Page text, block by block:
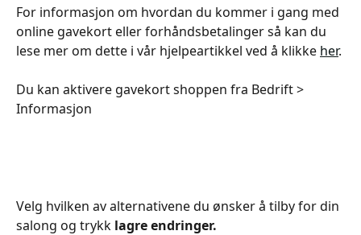
For informasjon om hvordan du kommer i gang med
online gavekort eller forhåndsbetalinger så kan du
lese mer om dette i vår hjelpeartikkel ved å klikke her.
Du kan aktivere gavekort shoppen fra Bedrift >
Informasjon
Velg hvilken av alternativene du ønsker å tilby for din
salong og trykk lagre endringer.